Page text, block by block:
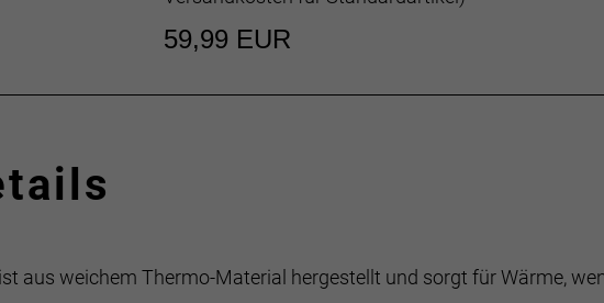
59,99 EUR
aus weichem Thermo-Material hergestellt und sorgt für Wärme,